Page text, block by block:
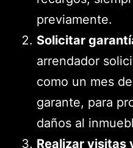
previamente.
Solicitar
arrendador
como un mes
garante, para
daños al
Realizar visitas